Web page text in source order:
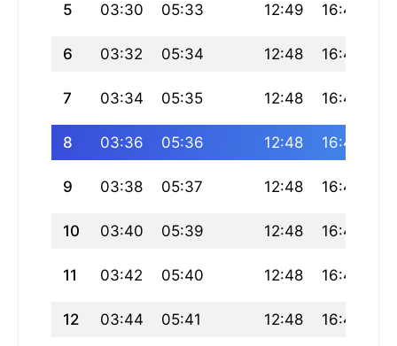
5 03:30 05:33 12:49 16:48
6 03:32 05:34 12:48 16:47
7 03:34 05:35 12:48 16:47
8 03:36 05:36 12:48 16:46
9 03:38 05:37 12:48 16:45
10 03:40 05:39 12:48 16:45
11 03:42 05:40 12:48 16:44
12 03:44 05:41 12:48 16:43